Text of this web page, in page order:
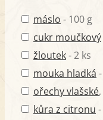
máslo - 100 g
cukr moučkový
žloutek- 2 ks
mouka hladká
ořechy vlašské
kůra z citronu